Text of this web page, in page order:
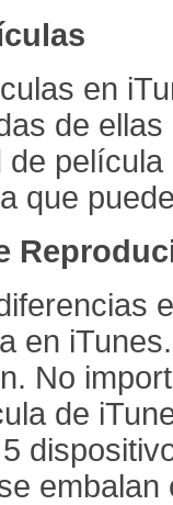
en
de
que
en
No
de